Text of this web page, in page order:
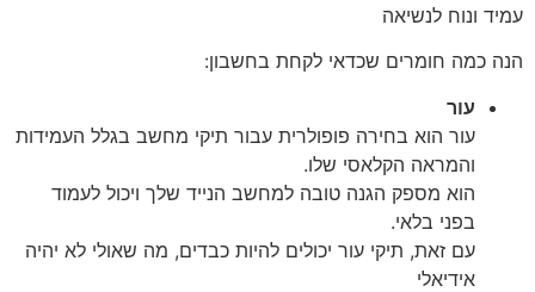
עמיד ונוח לנשיאה
הנה כמה חומרים שכדאי לקחת בחשבון:
עור
עור הוא בחירה פופולרית עבור תיקי מחשב בגלל העמידות
והמראה הקלאסי שלו.
הוא מספק הגנה טובה למחשב הנייד שלך ויכול לעמוד
בפני בלאי.
עם זאת, תיקי עור יכולים להיות כבדים, מה שאולי לא יהיה
אידיאלי